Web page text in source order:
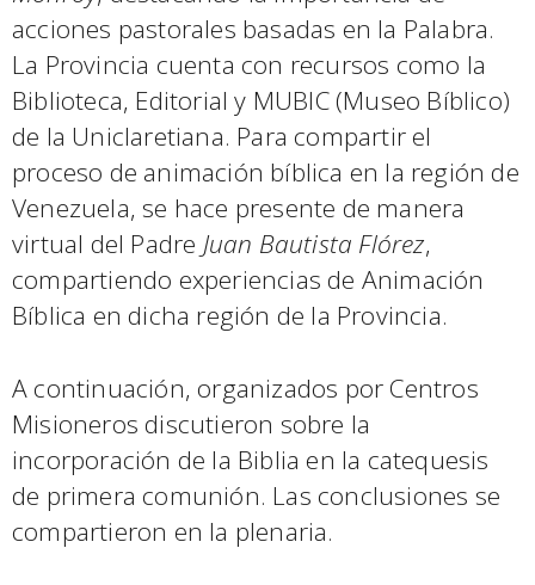
acciones pastorales basadas en la Palabra.
La Provincia cuenta con recursos como la
Biblioteca, Editorial y MUBIC (Museo Bíblico)
de la Uniclaretiana. Para compartir el
proceso de animación bíblica en la región de
Venezuela, se hace presente de manera
virtual del Padre Juan Bautista Flórez,
compartiendo experiencias de Animación
Bíblica en dicha región de la Provincia.
A continuación, organizados por Centros
Misioneros discutieron sobre la
incorporación de la Biblia en la catequesis
de primera comunión. Las conclusiones se
compartieron en la plenaria.